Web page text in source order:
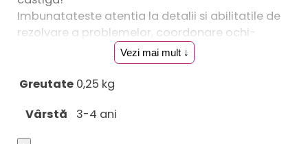
Imbunatateste atentia la detalii si abilitatile de
rezolvare a problemelor, coordonare ochi-
mana, gandire logica
Joc pentru 2 jucatori
Setul include:
baza pentru construit zidul
caramizi
Vezi mai mult ↓
Greutate 0,25 kg
Vârstă
3-4 ani